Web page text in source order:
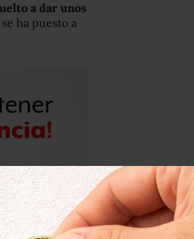
adar unos
ha puesto a